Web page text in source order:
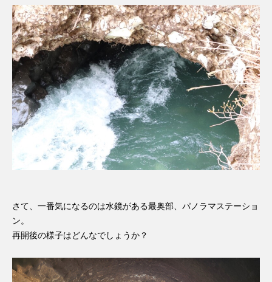
さて、一番気になるのは水鏡がある最奥部、パノラマステーショ
ン。
再開後の様子はどんなでしょうか？